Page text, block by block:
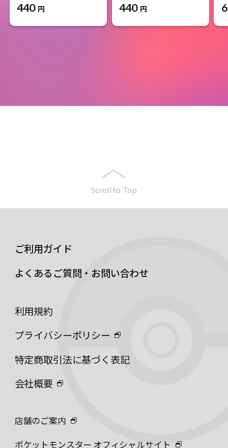
440 円 440 円
Scroll to Top
ご利用ガイド
よくあるご質問・お問い合わせ
利用規約
プライバシーポリシー
特定商取引法に基づく表記
会社概要
店舗のご案内
ポケットモンスター オフィシャルサイト